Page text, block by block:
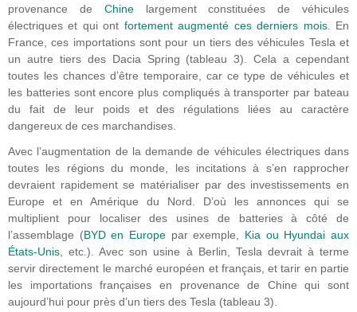
provenance de Chinelargement constituées de véhicules
électriques et qui ont fortement augmenté ces derniers mois. En
France, ces importations sont pour un tiers des véhicules Tesla et
un autre tiers des Dacia Spring (tableau 3). Cela a cependant
toutes les chances d’être temporaire, car ce type de véhicules et
les batteries sont encore plus compliqués à transporter par bateau
du fait de leur poids et des régulations liées au caractère
dangereux de ces marchandises.
Avec l’augmentation de la demande de véhicules électriques dans
toutes les régions du monde, les incitations à s’en rapprocher
devraient rapidement se matérialiser par des investissements en
Europe et en Amérique du Nord. D’où les annonces qui se
multiplient pour localiser des usines de batteries à côté de
l’assemblage (BYD en Europe par exemple, Kia ou Hyundai aux
États-Unis , etc.). Avec son usine à Berlin, Tesla devrait à terme
servir directement le marché européen et français, et tarir en partie
les importations françaises en provenance de Chine qui sont
aujourd’hui pour près d’un tiers des Tesla (tableau 3).